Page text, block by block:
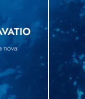
nova.